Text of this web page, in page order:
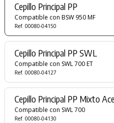
Cepillo Principal PP
Compatible con BSW 950 MF
Ref. 00080-04150
Cepillo Principal PP SWL
Compatible con SWL 700 ET
Ref. 00080-04127
Cepillo Principal PP Mixto
Compatible con SWL 700
Ref. 00080-04130